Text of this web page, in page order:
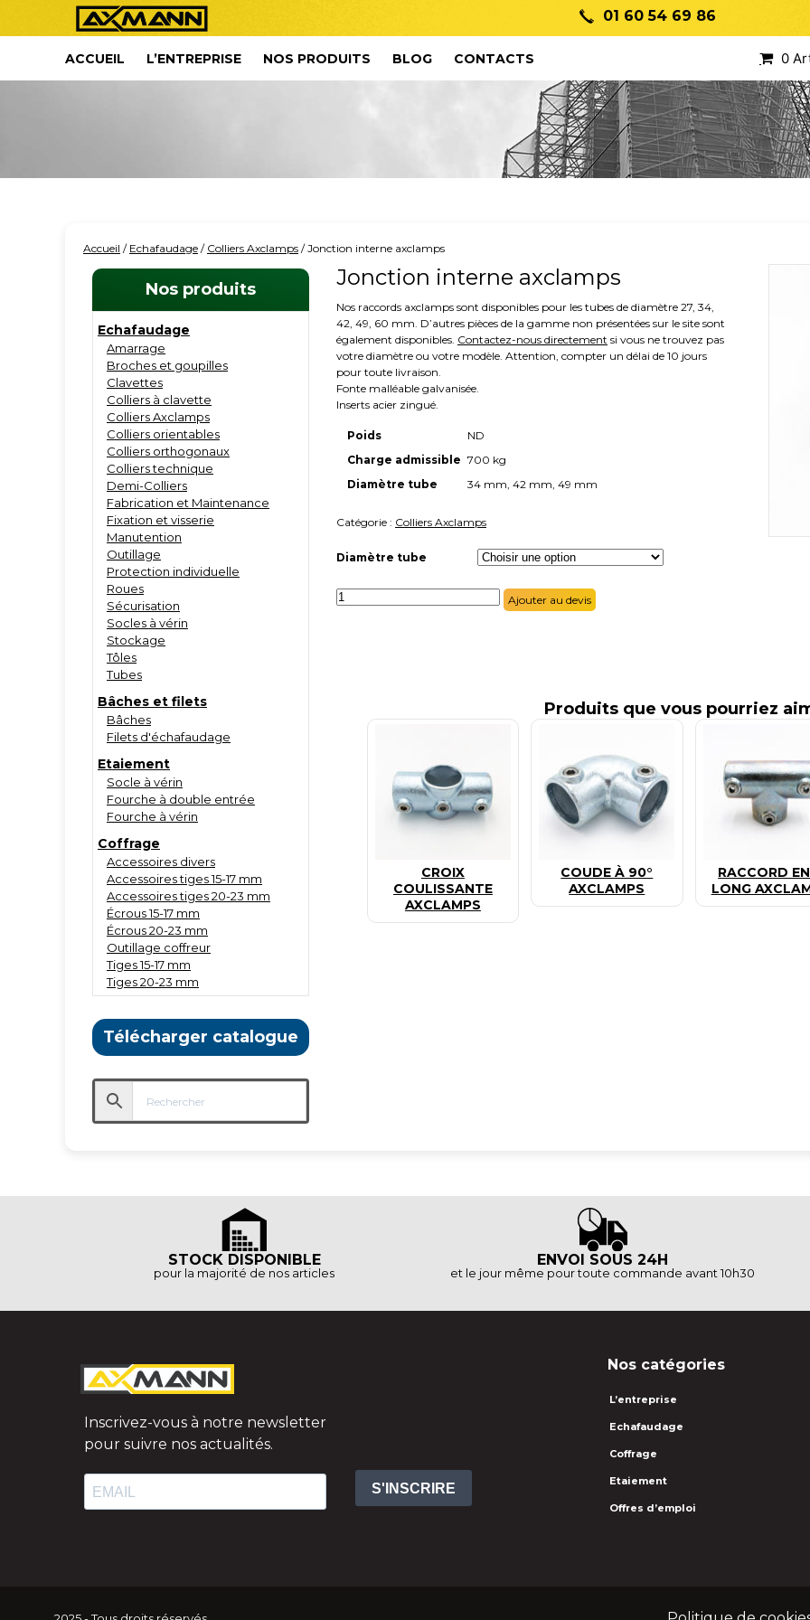
01 60 54 69 86
ACCUEIL L’ENTREPRISE NOS PRODUITS BLOG CONTACTS 0
Accueil / Echafaudage / Colliers Axclamps / Jonction interne axclamps
Nos produits
Echafaudage
Amarrage
Broches et goupilles
Clavettes
Colliers à clavette
Colliers Axclamps
Colliers orientables
Colliers orthogonaux
Colliers technique
Demi-Colliers
Fabrication et Maintenance
Fixation et visserie
Manutention
Outillage
Protection individuelle
Roues
Sécurisation
Socles à vérin
Stockage
Tôles
Tubes
Bâches et filets
Bâches
Filets d'échafaudage
Etaiement
Socle à vérin
Fourche à double entrée
Fourche à vérin
Coffrage
Accessoires divers
Accessoires tiges 15-17 mm
Accessoires tiges 20-23 mm
Écrous 15-17 mm
Écrous 20-23 mm
Outillage coffreur
Tiges 15-17 mm
Tiges 20-23 mm
Télécharger catalogue
Jonction interne axclamps
Nos raccords axclamps sont disponibles pour les tubes de diamètre 27, 34,
42, 49, 60 mm. D’autres pièces de la gamme non présentées sur le site sont
également disponibles. Contactez-nous directement si vous ne trouvez pas
votre diamètre ou votre modèle. Attention, compter un délai de 10 jours
pour toute livraison.
Fonte malléable galvanisée.
Inserts acier zingué.
Poids
ND
Charge admissible 700 kg
Diamètre tube
34 mm, 42 mm, 49 mm
Catégorie : Colliers Axclamps
Diamètre tube
quantité
de
Ajouter au devis
Produits que vous pourriez
CROIX
COULISSANTE
AXCLAMPS
COUDE À 90°
AXCLAMPS
RACCORD
LONG
STOCK DISPONIBLE
pour la majorité de nos articles
ENVOI SOUS 24H
et le jour même pour toute commande avant 10h30
Inscrivez-vous à notre newsletter
pour suivre nos actualités.
S'INSCRIRE
Nos catégories
L’entreprise
Echafaudage
Coffrage
Etaiement
Offres d’emploi